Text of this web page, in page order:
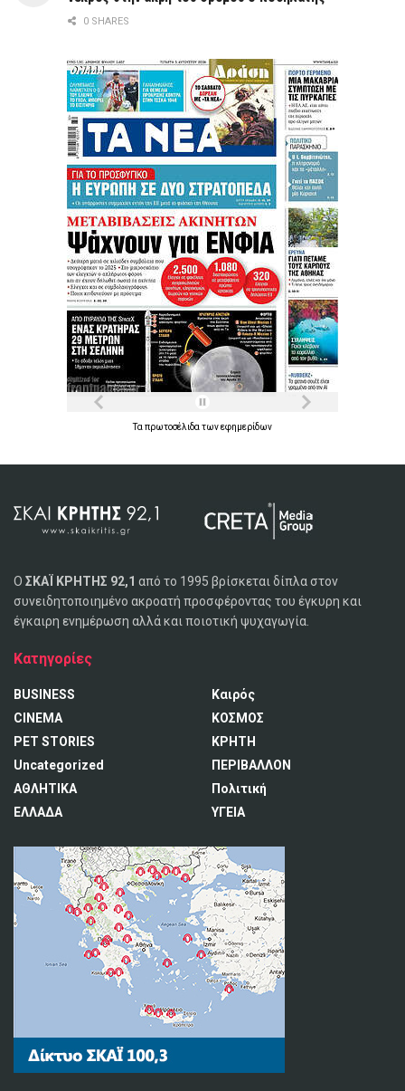
0 SHARES
Τα πρωτοσέλιδα τωνεφημερίδων
Ο ΣΚΑΪ ΚΡΗΤΗΣ 92,1 από το 1995 βρίσκεται δίπλα στον
συνειδητοποιημένο ακροατή προσφέροντας του έγκυρη και
έγκαιρη ενημέρωση αλλά και ποιοτική ψυχαγωγία.
Κατηγορίες
BUSINESS
CINEMA
PET STORIES
Uncategorized
ΑΘΛΗΤΙΚΑ
ΕΛΛΑΔΑ
Καιρός
ΚΟΣΜΟΣ
ΚΡΗΤΗ
ΠΕΡΙΒΑΛΛΟΝ
Πολιτική
ΥΓΕΙΑ